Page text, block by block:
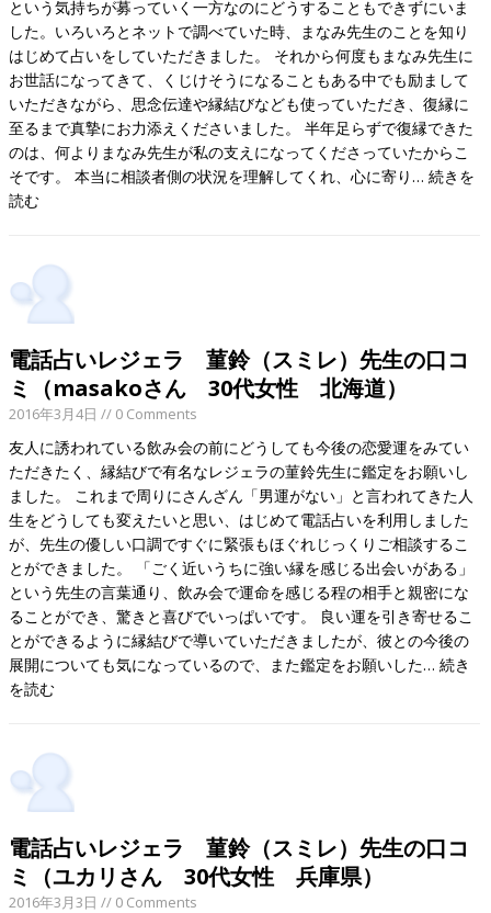
という気持ちが募っていく一方なのにどうすることもできずにいま
した。いろいろとネットで調べていた時、まなみ先生のことを知り
はじめて占いをしていただきました。 それから何度もまなみ先生に
お世話になってきて、くじけそうになることもある中でも励まして
いただきながら、思念伝達や縁結びなども使っていただき、復縁に
至るまで真摯にお力添えくださいました。 半年足らずで復縁できた
のは、何よりまなみ先生が私の支えになってくださっていたからこ
そです。 本当に相談者側の状況を理解してくれ、心に寄り…続きを
読む
電話占いレジェラ 菫鈴（スミレ）先生の口コ
ミ（masakoさん 30代女性 北海道）
2016年3月4日 // 0 Comments
友人に誘われている飲み会の前にどうしても今後の恋愛運をみてい
ただきたく、縁結びで有名なレジェラの菫鈴先生に鑑定をお願いし
ました。 これまで周りにさんざん「男運がない」と言われてきた人
生をどうしても変えたいと思い、はじめて電話占いを利用しました
が、先生の優しい口調ですぐに緊張もほぐれじっくりご相談するこ
とができました。 「ごく近いうちに強い縁を感じる出会いがある」
という先生の言葉通り、飲み会で運命を感じる程の相手と親密にな
ることができ、驚きと喜びでいっぱいです。 良い運を引き寄せるこ
とができるように縁結びで導いていただきましたが、彼との今後の
展開についても気になっているので、また鑑定をお願いした…続き
を読む
電話占いレジェラ 菫鈴（スミレ）先生の口コ
ミ（ユカリさん 30代女性 兵庫県）
2016年3月3日 // 0 Comments